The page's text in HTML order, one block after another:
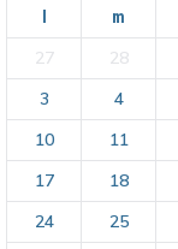
m
27 28
3
4
10
11
17
18
24
25